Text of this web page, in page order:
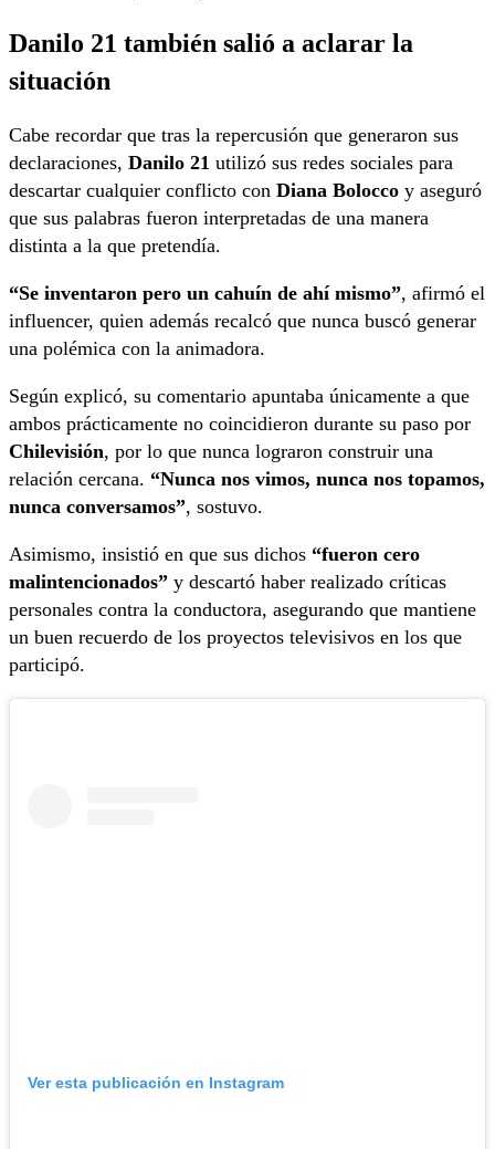
Danilo 21 también salió a aclarar la
situación
Cabe recordar que tras la repercusión que generaron sus
declaraciones, Danilo 21 utilizó sus redes sociales para
descartar cualquier conflicto con Diana Bolocco y aseguró
que sus palabras fueron interpretadas de una manera
distinta a la que pretendía.
“Se inventaron pero un cahuín de ahí mismo”, afirmó el
influencer, quien además recalcó que nunca buscó generar
una polémica con la animadora.
Según explicó, su comentario apuntaba únicamente a que
ambos prácticamente no coincidieron durante su paso por
Chilevisión, por lo que nunca lograron construir una
relación cercana. “Nunca nos vimos, nunca nos topamos,
nunca conversamos”, sostuvo.
Asimismo, insistió en que sus dichos “fueron cero
malintencionados” y descartó haber realizado críticas
personales contra la conductora, asegurando que mantiene
un buen recuerdo de los proyectos televisivos en los que
participó.
Ver esta publicación en Instagram